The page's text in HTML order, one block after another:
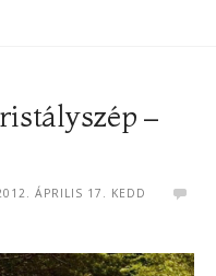
–
ÁPRILIS 17. KEDD